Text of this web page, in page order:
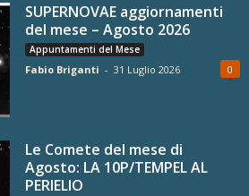
SUPERNOVAE aggiornamenti
del mese – Agosto 2026
Appuntamenti del Mese
Fabio Briganti - 31 Luglio 2026 0
Le Comete del mese di
Agosto: LA 10P/TEMPEL AL
PERIELIO